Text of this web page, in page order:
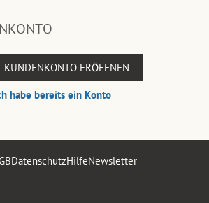
KUNDENKONTO ERÖFFNEN
habe bereits ein Konto
DatenschutzHilfeNewsletter